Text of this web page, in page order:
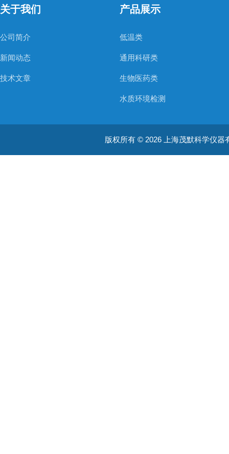
关于我们
公司简介
新闻动态
技术文章
产品展示
低温类
通用科研类
生物医药类
水质环境检测
大型分析设备
版权所有 © 2026 上海茂默科学仪